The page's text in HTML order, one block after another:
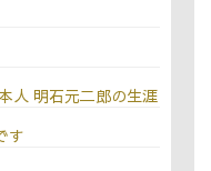
人 明石元二郎の生涯
す